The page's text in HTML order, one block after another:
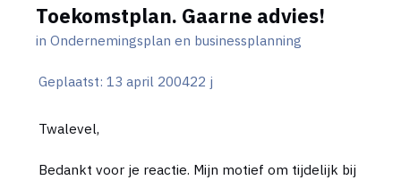
Toekomstplan. Gaarne advies!
in Ondernemingsplan en businessplanning
Geplaatst: 13 april 200422 j
Twalevel,
Bedankt voor je reactie. Mijn motief om tijdelijk bij